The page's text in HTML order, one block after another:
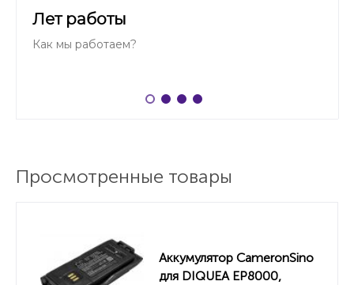
Лет работы
Как мы работаем?
Просмотренные товары
Аккумулятор CameronSino
для DIQUEA EP8000,